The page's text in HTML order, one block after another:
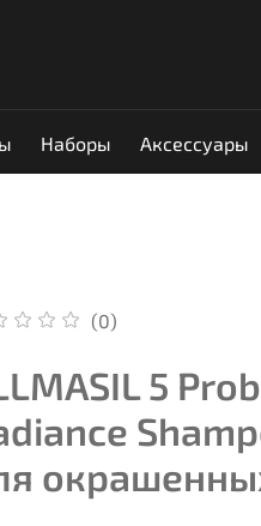
Наборы Аксессуары
(0)
5